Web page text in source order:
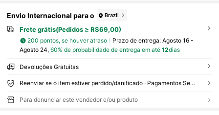
Envio Internacional para o Brazil
Frete grátis(Pedidos ≥ R$69,00)
200 pontos, se houver atraso Prazo de entrega: Agosto 16 -
Agosto 24, 60% de probabilidade de entrega em até 12dias
Devoluções Gratuitas
Reenviar se o item estiver perdido/danificado · Pagamentos Seguros · Proteção de privacidade
Para denunciar este vendedor e/ou produto